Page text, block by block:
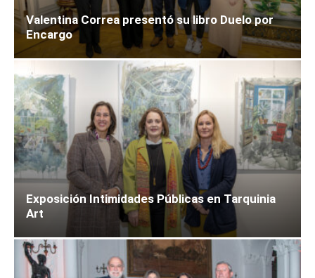
Valentina Correa presentó su libro Duelo por
Encargo
Exposición Intimidades Públicas en Tarquinia
Art